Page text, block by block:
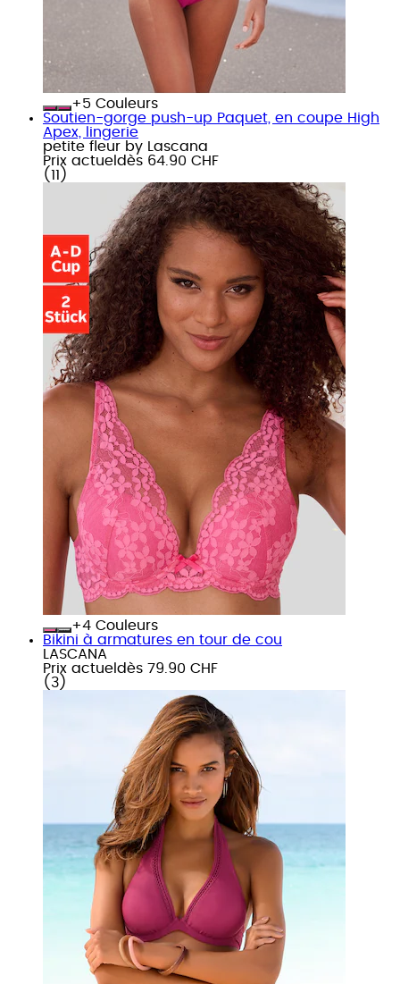
+
Couleurs
Soutien-gorge push-up Paquet, en coupe High
Apex, lingerie
petite fleur by Lascana
Prix actuel dès 64.90 CHF
( 11 )
+
Couleurs
Bikini à armatures en tour de cou
LASCANA
Prix actuel dès 79.90 CHF
( 3 )